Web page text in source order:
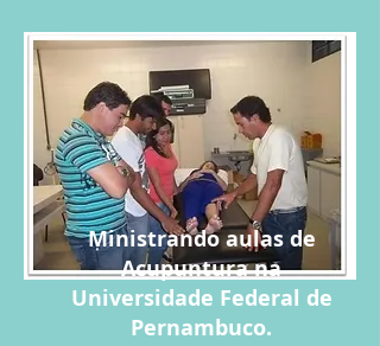
Ministrando aulas de
Acupuntura na
Universidade Federal de
Pernambuco.